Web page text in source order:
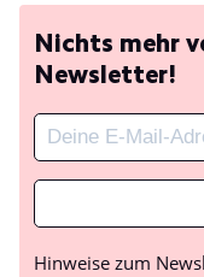
Nichts mehr
Newsletter!
Hinweise zum